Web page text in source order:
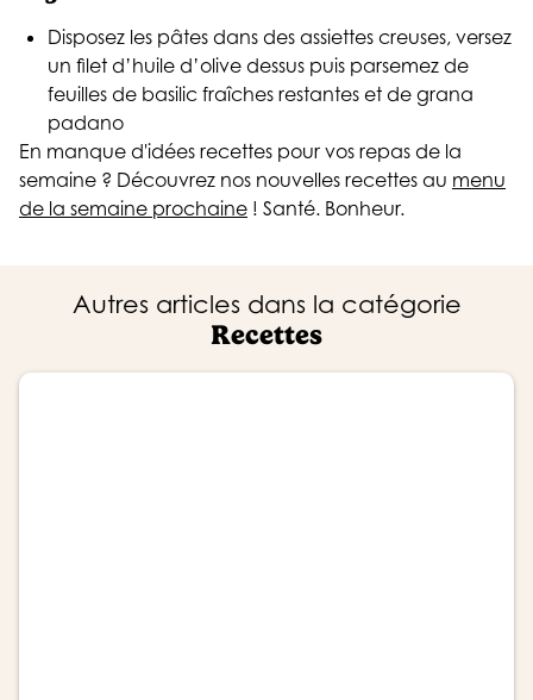
Disposez les pâtes dans des assiettes creuses, versez
un filet d’huile d’olive dessus puis parsemez de
feuilles de basilic fraîches restantes et de grana
padano
En manque d'idées recettes pour vos repas de la
semaine ? Découvrez nos nouvelles recettes au menu
de la semaine prochaine ! Santé. Bonheur.
Autres articles dans la catégorie
Recettes